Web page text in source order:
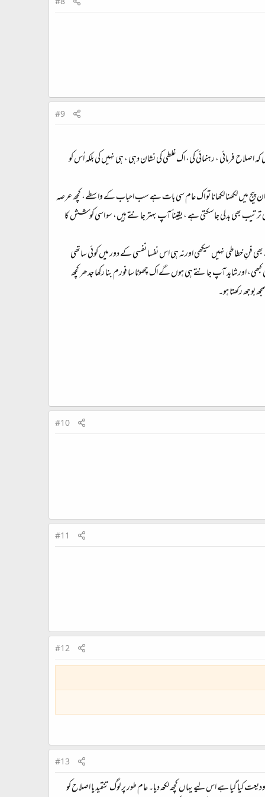
#9
اصلاح فرمائی ، رہنمائی کی، اک غلطی کی نشان دہی ، ہی نہیں کی بلکہ اُس کو
دل چاہا کہ کچھ کوشش کریں،ان پیج میں لکھنا لکھانا تو اک عام سی بات ہے سب احباب کے واسطے، کچھ عرصہ
بھی بدلی جاسکتی ہے ، یقیناً آپ بہتر جانتے ہیں، سو اسی کوشش کا
خطاطی نہیں سیکھی اورنہ ہی اس نفسا نفسی کے دور میں کوئی ساتھی
اورشاید آپ جانتے ہی ہوں گے اک چھوٹا سا فورم بنا رکھا جدھر کچھ
بوجھ رکھتا ہو۔
#10
#11
#12
#13
کیا گیا ہے اس لیے یہاں کچھ لکھ دیا۔ عام طور پر لوگ تنقید یا اصلاح کو